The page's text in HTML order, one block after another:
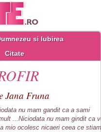
si Iubirea
Citate
Jana Fruna
nu mam gandit ca a sami
...Niciodata nu mam gindit ca
mio ocolesc nicaeri ceea ce stiam